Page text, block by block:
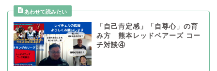
「自己肯定感」「自尊心」の育
み方 熊本レッドベアーズ コー
チ対談④